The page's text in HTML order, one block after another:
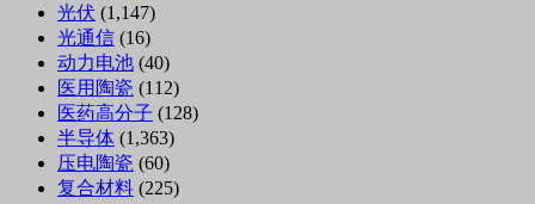
光伏 (1,147)
光通信 (16)
动力电池 (40)
医用陶瓷 (112)
医药高分子 (128)
半导体 (1,363)
压电陶瓷 (60)
复合材料 (225)